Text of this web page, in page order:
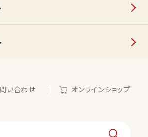
い合わせ オンラインショップ